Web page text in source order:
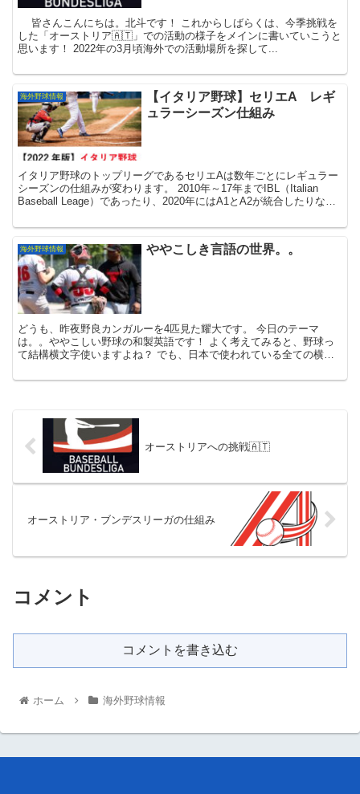
した「オーストリア🇦🇹」での活動の様子をメインに書いていこうと
思います！ 2022年の3月頃海外での活動場所を探して...
海外野球情報
【イタリア野球】セリエA レギ
ュラーシーズン仕組み
イタリア野球のトップリーグであるセリエAは数年ごとにレギュラー
シーズンの仕組みが変わります。 2010年～17年までIBL（Italian
Baseball Leage）であったり、2020年にはA1とA2が統合したりなど
海外野球情報 ややこしき言語の世界。。
どうも、昨夜野良カンガルーを4匹見た耀大です。 今日のテーマ
は。。ややこしい野球の和製英語です！ よく考えてみると、野球っ
て結構横文字使いますよね？ でも、日本で使われている全ての横文
オーストリアへの挑戦🇦🇹
オーストリア・ブンデスリーガの仕組み
コメント
コメントを書き込む
ホーム 海外野球情報